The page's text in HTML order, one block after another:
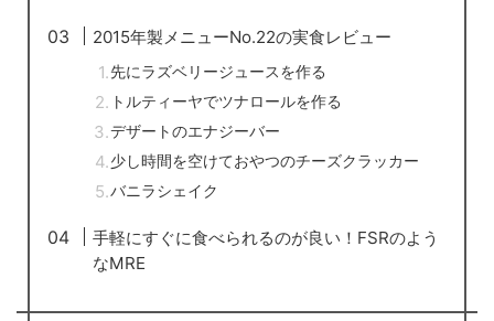
2015年製メニューNo.22の実食レビュー
先にラズベリージュースを作る
トルティーヤでツナロールを作る
デザートのエナジーバー
少し時間を空けておやつのチーズクラッカー
バニラシェイク
手軽にすぐに食べられるのが良い！FSRのよう
なMRE